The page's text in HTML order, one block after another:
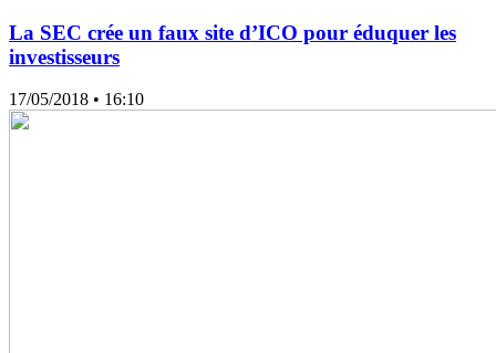
La SEC crée un faux site d’ICO pour éduquer les
investisseurs
17/05/2018 • 16:10